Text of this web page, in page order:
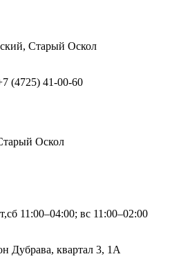
Старый Оскол
(4725) 41-00-60
Оскол
11:00–04:00; вс 11:00–02:00
Дубрава, квартал 3, 1А